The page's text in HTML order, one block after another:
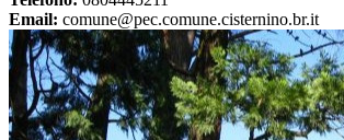
Email: comune@pec.comune.cisternino.br.it